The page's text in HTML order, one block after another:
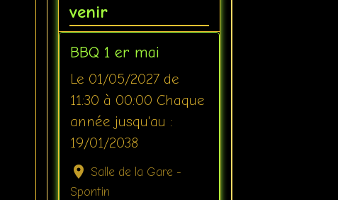
venir
BBQ 1 er mai
Le 01/05/2027 de
11:30 à 00:00 Chaque
année jusqu'au :
19/01/2038
Salle de la Gare -
Spontin